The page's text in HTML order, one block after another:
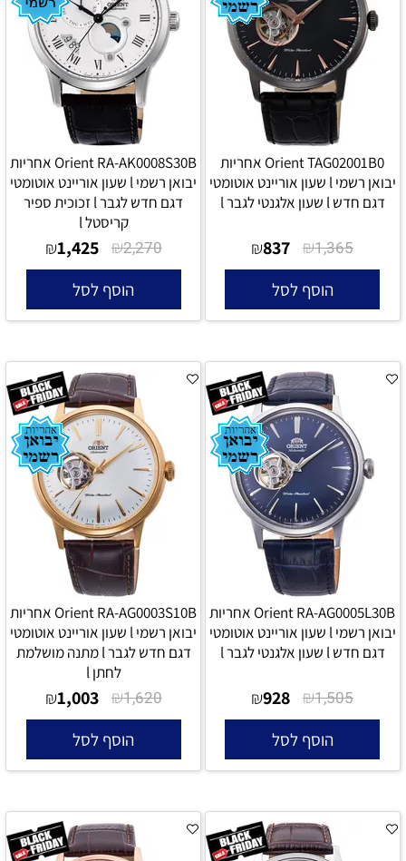
Orient TAG02001B0 אחריות
יבואן רשמי l שעון אוריינט אוטומטי
דגם חדש l שעון אלגנטי לגבר l
₪1,365
₪837
הוסף לסל
Orient RA-AK0008S30B אחריות
יבואן רשמי l שעון אוריינט אוטומטי
דגם חדש לגבר l זכוכית ספיר
קריסטל l
₪2,270
₪1,425
הוסף לסל
Orient RA-AG0005L30B אחריות
יבואן רשמי l שעון אוריינט אוטומטי
דגם חדש l שעון אלגנטי לגבר l
₪1,505
₪928
הוסף לסל
Orient RA-AG0003S10B אחריות
יבואן רשמי l שעון אוריינט אוטומטי
דגם חדש לגבר l מתנה מושלמת
לחתן l
₪1,620
₪1,003
הוסף לסל